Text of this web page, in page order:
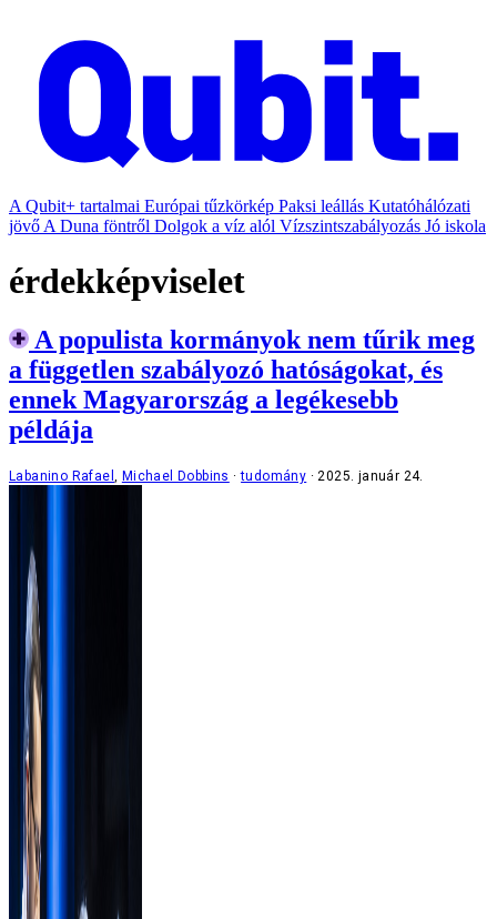
A Qubit+ tartalmai Európai tűzkörkép Paksi leállás Kutatóhálózati
jövő A Duna föntről Dolgok a víz alól Vízszintszabályozás Jó iskola
érdekképviselet
A populista kormányok nem tűrik meg
a független szabályozó hatóságokat, és
ennek Magyarország a legékesebb
példája
Labanino Rafael, Michael Dobbins tudomány 2025. január 24.